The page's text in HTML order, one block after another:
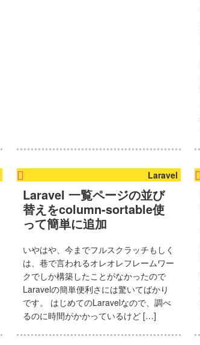
Laravel
Laravel 一覧ページの並び
替えをcolumn-sortable使
って簡単に追加
いやはや、今までフルスクラッチもしく
は、巷で言われるオレオレフレームワー
クでしか構築したことがなかったので
Laravelの簡単便利さには驚いてばかり
です。 はじめてのLaravelなので、調べ
るのに時間がかかっているけど […]